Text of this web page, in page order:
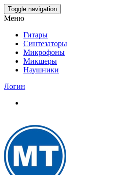
Skip
to
content
Toggle navigation
Меню
Гитары
Синтезаторы
Микрофоны
Микшеры
Наушники
Логин